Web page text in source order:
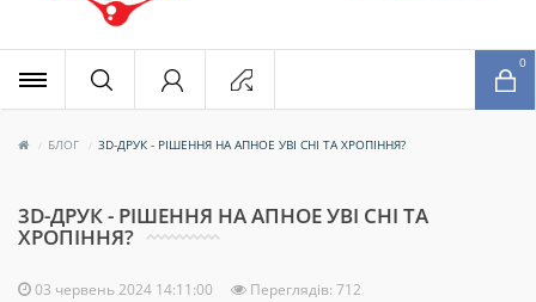
0
БЛОГ 3D-ДРУК - РІШЕННЯ НА АПНОЕ УВІ СНІ ТА ХРОПІННЯ?
3D-ДРУК - РІШЕННЯ НА АПНОЕ УВІ СНІ ТА
ХРОПІННЯ?
03 червень 2024 14:11:00 Переглядів: 712